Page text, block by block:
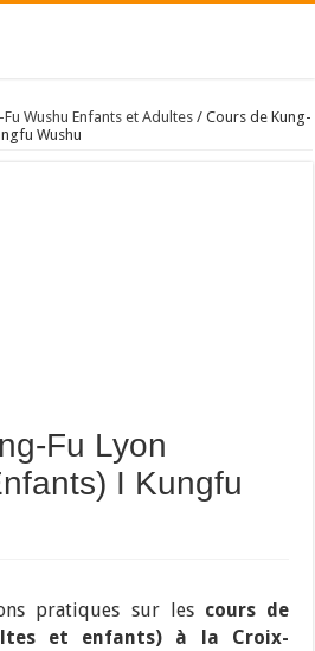
Wushu Enfants et Adultes / Cours de Kung-
Wushu
Fu Lyon
I Kungfu
pratiques sur les cours de
et enfants) à la Croix-